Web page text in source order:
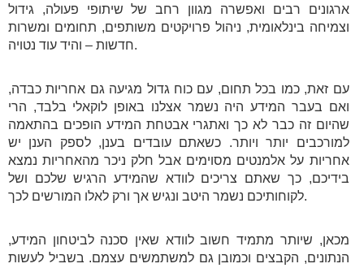
ארגונים רבים ואפשרה מגוון רחב של שיתופי פעולה, גידול
וצמיחה בינלאומית, ניהול פרויקטים משותפים, תחומים ומשרות
חדשות – והיד עוד נטויה.
עם זאת, כמו בכל תחום, עם כוח גדול מגיעה גם אחריות כבדה,
ואם בעבר המידע היה נשמר אצלנו באופן לוקאלי בלבד, הרי
שהיום זה כבר לא כך ואתגרי אבטחת המידע הופכים בהתאמה
למורכבים יותר ויותר. כשאתם עובדים בענן, לספק הענן יש
אחריות על אלמנטים מסוימים אבל חלק ניכר מהאחריות נמצא
בידיכם, כך שאתם צריכים לוודא שהמידע הרגיש שלכם ושל
לקוחותיכם נשמר היטב ונגיש אך ורק לאלו המורשים לכך.
מכאן, שיותר מתמיד חשוב לוודא שאין סכנה לביטחון המידע,
הנתונים, הקבצים וכמובן גם למשתמשים עצמם. בשביל לעשות